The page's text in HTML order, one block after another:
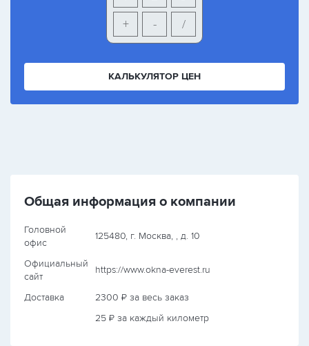
+
- /
КАЛЬКУЛЯТОР ЦЕН
Общая информация о компании
Головной
офис
125480, г. Москва, , д. 10
Официальный
сайт
https://www.okna-everest.ru
Доставка
2300 ₽ за весь заказ
25 ₽ за каждый километр